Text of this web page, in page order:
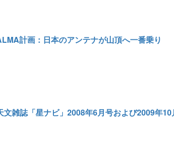
計画：日本のアンテナが山頂へ一番乗り
文雑誌「星ナビ」2008年6月号および2009年